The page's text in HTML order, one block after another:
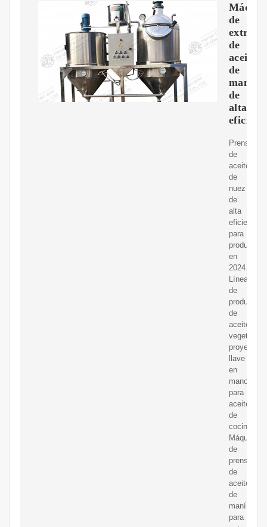
de
de
aceite
de
maní
de
alta
Prensa
de
aceite
de
nuez
de
alta
eficiencia
para
producción
en
2024.
Línea
de
producción
de
aceite
vegetal,
proyecto
llave
en
mano
para
aceite
de
cocina.
Máquina
de
prensado
de
aceite
de
maní
para